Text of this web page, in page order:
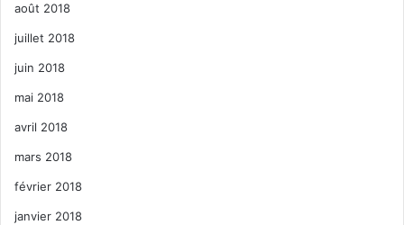
août 2018
juillet 2018
juin 2018
mai 2018
avril 2018
mars 2018
février 2018
janvier 2018